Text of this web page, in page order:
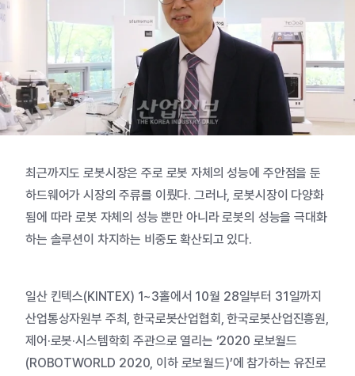
최근까지도 로봇시장은 주로 로봇 자체의 성능에 주안점을 둔
하드웨어가 시장의 주류를 이뤘다. 그러나, 로봇시장이 다양화
됨에 따라 로봇 자체의 성능 뿐만 아니라 로봇의 성능을 극대화
하는 솔루션이 차지하는 비중도 확산되고 있다.
일산 킨텍스(KINTEX) 1~3홀에서 10월 28일부터 31일까지
산업통상자원부 주최, 한국로봇산업협회, 한국로봇산업진흥원,
제어·로봇·시스템학회 주관으로 열리는 ‘2020 로보월드
(ROBOTWORLD 2020, 이하 로보월드)’에 참가하는 유진로